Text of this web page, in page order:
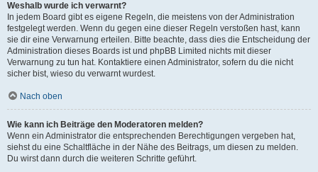
Weshalb wurde ich verwarnt?
In jedem Board gibt es eigene Regeln, die meistens von der Administration
festgelegt werden. Wenn du gegen eine dieser Regeln verstoßen hast, kann
sie dir eine Verwarnung erteilen. Bitte beachte, dass dies die Entscheidung der
Administration dieses Boards ist und phpBB Limited nichts mit dieser
Verwarnung zu tun hat. Kontaktiere einen Administrator, sofern du die nicht
sicher bist, wieso du verwarnt wurdest.
Nach oben
Wie kann ich Beiträge den Moderatoren melden?
Wenn ein Administrator die entsprechenden Berechtigungen vergeben hat,
siehst du eine Schaltfläche in der Nähe des Beitrags, um diesen zu melden.
Du wirst dann durch die weiteren Schritte geführt.